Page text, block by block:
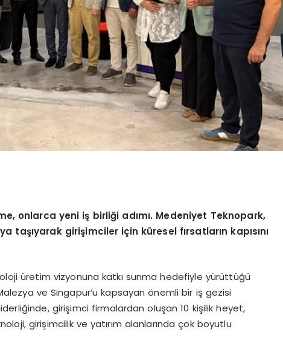
onlarca yeni iş birliği adımı. Medeniyet Teknopark,
taşıyarak girişimciler için küresel fırsatların kapısını
üretim vizyonuna katkı sunma hedefiyle yürüttüğü
ve Singapur’u kapsayan önemli bir iş gezisi
girişimci firmalardan oluşan 10 kişilik heyet,
girişimcilik ve yatırım alanlarında çok boyutlu